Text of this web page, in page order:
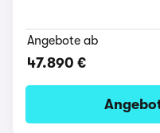
Angebote ab
47.890 €